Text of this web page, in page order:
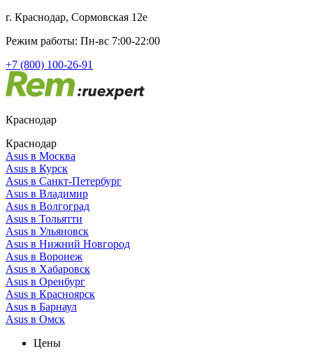
г. Краснодар, Сормовская 12е
Режим работы: Пн-вс 7:00-22:00
+7 (800) 100-26-91
Краснодар
Краснодар
Asus в Москва
Asus в Курск
Asus в Санкт-Петербург
Asus в Владимир
Asus в Волгоград
Asus в Тольятти
Asus в Ульяновск
Asus в Нижний Новгород
Asus в Воронеж
Asus в Хабаровск
Asus в Оренбург
Asus в Красноярск
Asus в Барнаул
Asus в Омск
Цены